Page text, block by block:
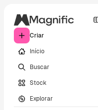
Criar
Início
Buscar
Stock
Explorar